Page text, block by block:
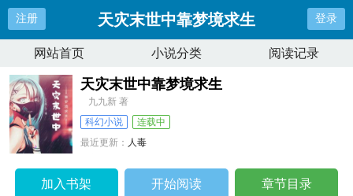
注册 天灾末世中靠梦境求生 登录
网站首页 小说分类 阅读记录
天灾末世中靠梦境求生
九九新 著
科幻小说
连载中
最近更新： 人毒
加入书架 开始阅读 章节目录